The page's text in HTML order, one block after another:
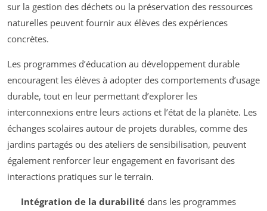
sur la gestion des déchets ou la préservation des ressources
naturelles peuvent fournir aux élèves des expériences
concrètes.
Les programmes d’éducation au développement durable
encouragent les élèves à adopter des comportements d’usage
durable, tout en leur permettant d’explorer les
interconnexions entre leurs actions et l’état de la planète. Les
échanges scolaires autour de projets durables, comme des
jardins partagés ou des ateliers de sensibilisation, peuvent
également renforcer leur engagement en favorisant des
interactions pratiques sur le terrain.
Intégration de la durabilitédans les programmes